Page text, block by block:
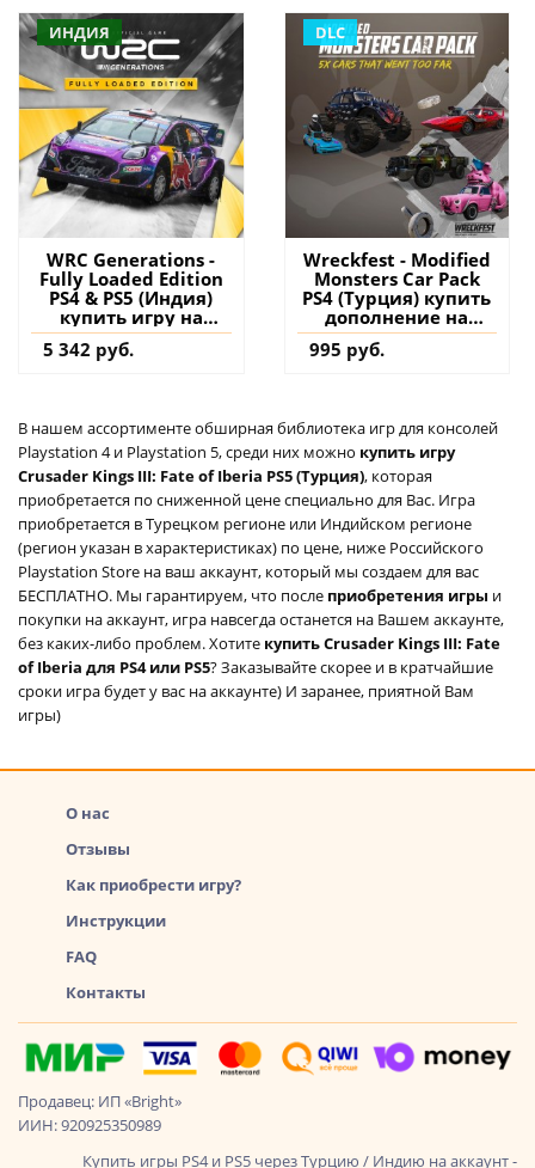
ИНДИЯ
WRC Generations -
Fully Loaded Edition
PS4 & PS5 (Индия)
купить игру на
аккаунт
5 342 руб.
DLC
Wreckfest - Modified
Monsters Car Pack
PS4 (Турция) купить
дополнение на
аккаунт
995 руб.
В нашем ассортименте обширная библиотека игр для консолей
Playstation 4 и Playstation 5, среди них можно купить игру
Crusader Kings III: Fate of Iberia PS5 (Турция), которая
приобретается по сниженной цене специально для Вас. Игра
приобретается в Турецком регионе или Индийском регионе
(регион указан в характеристиках) по цене, ниже Российского
Playstation Store на ваш аккаунт, который мы создаем для вас
БЕСПЛАТНО. Мы гарантируем, что после приобретения игры и
покупки на аккаунт, игра навсегда останется на Вашем аккаунте,
без каких-либо проблем. Хотите купить Crusader Kings III: Fate
of Iberia для PS4 или PS5? Заказывайте скорее и в кратчайшие
сроки игра будет у вас на аккаунте) И заранее, приятной Вам
игры)
О нас
Отзывы
Как приобрести игру?
Инструкции
FAQ
Контакты
Продавец: ИП «Bright»
ИИН: 920925350989
Купить игры PS4 и PS5 через Турцию / Индию на аккаунт -